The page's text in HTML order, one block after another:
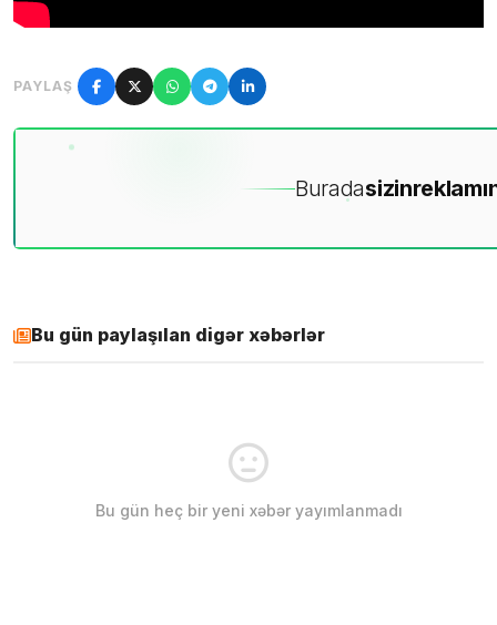
PAYLAŞ
Buradasizin
Bu gün paylaşılan digər xəbərlər
Bu gün heç bir yeni xəbər yayımlanmadı